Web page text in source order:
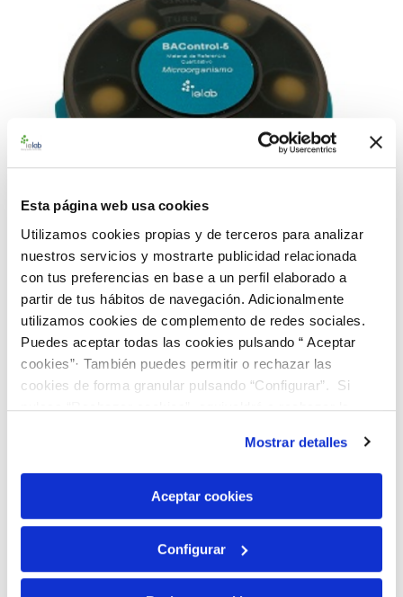
Esta página web usa cookies
Utilizamos cookies propias y de terceros para analizar
nuestros servicios y mostrarte publicidad relacionada
con tus preferencias en base a un perfil elaborado a
partir de tus hábitos de navegación. Adicionalmente
utilizamos cookies de complemento de redes sociales.
Puedes aceptar todas las cookies pulsando “ Aceptar
cookies”· También puedes permitir o rechazar las
cookies de forma granular pulsando “Configurar”. Si
pulsas “Rechazar cookies”, equivaldrá a rechazar la
son indispensables para que el sitio web funcione y que
por tanto no se pueden desactivar. Puedes consultar
más información en nuestraPolítica de Cookies
Mostrar detalles
Aceptar cookies
Configurar
990095 BACredi BC-5 Rango Alto E. coli CECT
434
AÑADIR AL CARRITO